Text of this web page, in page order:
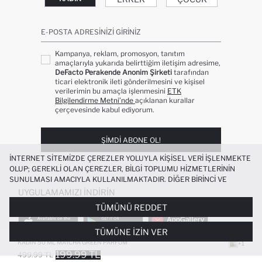
KADIN 50 ML MATCHA GREEN PARFÜM
499.99 TL 199.99 TL
+1
E-POSTA ADRESINIZI GIRINIZ
Kampanya, reklam, promosyon, tanıtım
amaçlarıyla yukarıda belirttiğim iletişim adresime,
DeFacto Perakende Anonim Şirketi tarafından
ticari elektronik ileti gönderilmesini ve kişisel
verilerimin bu amaçla işlenmesini ETK
Bilgilendirme Metni’nde açıklanan kurallar
çerçevesinde kabul ediyorum.
ŞIMDI ABONE OL!
UYGULAMAMIZI İNDIRIN
POPÜLER KATEGORILER
İNTERNET SITEMIZDE ÇEREZLER YOLUYLA KIŞISEL VERI IŞLENMEKTE
OLUP; GEREKLI OLAN ÇEREZLER, BILGI TOPLUMU HIZMETLERININ
SUNULMASI AMACIYLA KULLANILMAKTADIR. DIĞER BIRINCI VE
ÜÇÜNCÜ TARAF ÇEREZLER ISE SIZE DAHA IYI BIR ALIŞVERIŞ
DENEYIMI SUNULABILMESI, SITEMIZIN DAHA IŞLEVSEL KILINMASI VE
KIŞISELLEŞTIRMESI VE AÇIK RIZA VERMENIZ HALINDE, SIZLERE
YÖNELIK PAZARLAMA FAALIYETLERININ YAPILMASI AMAÇLARIYLA
SINIRLI OLARAK KULLANILACAKTIR. ÇEREZLERE DAIR TERCIHLERINIZI
ÇEREZ TERCIHLERIPANELI ARACILIĞIYLA HER ZAMAN YÖNETEBILIR,
ÇEREZLERLE ILGILI DAHA DETAYLI BILGIYE
TÜMÜNÜ REDDET
TÜMÜNE İZIN VER